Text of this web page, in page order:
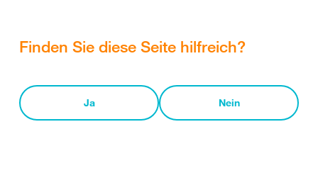
Finden Sie diese Seite hilfreich?
Ja Nein